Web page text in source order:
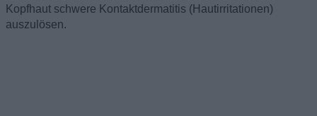
Kopfhaut schwere Kontaktdermatitis (Hautirritationen)
auszulösen.